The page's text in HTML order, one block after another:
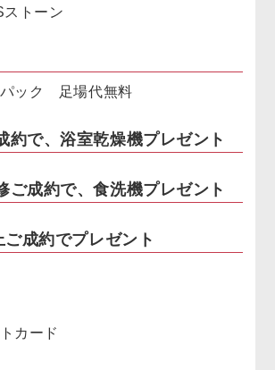
トーン
パック 足場代無料
約で、浴室乾燥機プレゼント
ご成約で、食洗機プレゼント
成約でプレゼント
カード